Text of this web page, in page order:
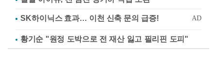
황기순 "원정 도박으로 전 재산 잃고 필리핀 도피"